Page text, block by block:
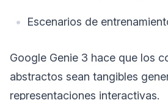
Escenarios de
Google Genie 3 hace que los
abstractos sean tangibles
representaciones interactivas.